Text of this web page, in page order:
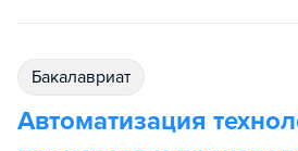
бакалавриат
Автоматизация